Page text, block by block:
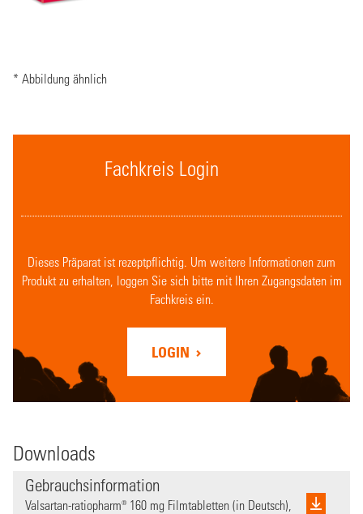
* Abbildung ähnlich
Fachkreis Login
Dieses Präparat ist rezeptpflichtig. Um weitere Informationen zum
Produkt zu erhalten, loggen Sie sich bitte mit Ihren Zugangsdaten im
Fachkreis ein.
LOGIN
Downloads
Gebrauchsinformation
Valsartan-ratiopharm® 160 mg Filmtabletten (in Deutsch),